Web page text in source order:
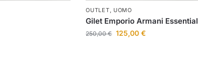
OUTLET UOMO
Gilet Emporio Armani Essential
250,00€ 125,00€